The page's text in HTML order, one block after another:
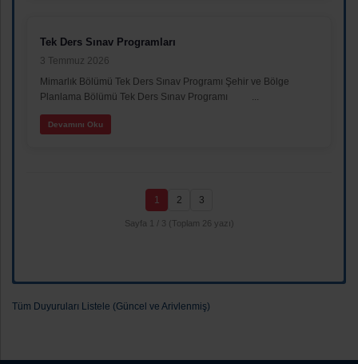
Tek Ders Sınav Programları
3 Temmuz 2026
Mimarlık Bölümü Tek Ders Sınav Programı Şehir ve Bölge
Planlama Bölümü Tek Ders Sınav Programı ...
Devamını Oku
1 2 3
Sayfa 1 / 3 (Toplam 26 yazı)
Tüm Duyuruları Listele (Güncel ve Arivlenmiş)